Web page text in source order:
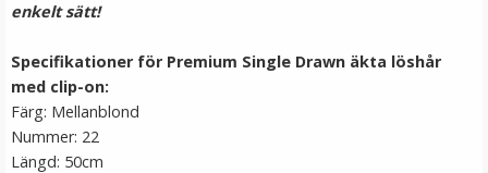
enkelt sätt!
Specifikationer för Premium Single Drawn äkta löshår
med clip-on:
Färg: Mellanblond
Nummer: 22
Längd: 50cm